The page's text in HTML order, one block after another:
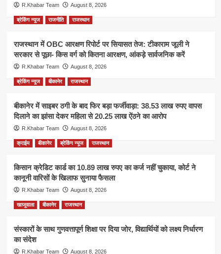
R.Khabar Team August 8, 2026
ब्रेकिंग न्यूज राजनीति राजस्थान
राजस्थान में OBC आरक्षण रिपोर्ट पर सियासत तेज: टीकाराम जूली ने
सरकार से पूछा- किस वर्ग को कितना आरक्षण, आंकड़े सार्वजनिक करें
R.Khabar Team August 8, 2026
ब्रेकिंग न्यूज बीकानेर राजस्थान
बीकानेर में साइबर ठगी के बाद फिर बड़ा फर्जीवाड़ा: 38.53 लाख रुपए वापस
दिलाने का झांसा देकर महिला से 20.25 लाख ऐंठने का आरोप
R.Khabar Team August 8, 2026
क्राईम बीकानेर ब्रेकिंग न्यूज राजस्थान
किसान क्रेडिट कार्ड का 10.89 लाख रुपए का कर्ज नहीं चुकाया, कोर्ट ने
कानूनी वारिसों के खिलाफ सुनाया फैसला
R.Khabar Team August 8, 2026
खाजूवाला बीकानेर राजस्थान
संस्कारों के साथ गुणवत्तापूर्ण शिक्षा पर दिया जोर, विद्यार्थियों को लक्ष्य निर्धारण
का संदेश
R.Khabar Team August 8, 2026